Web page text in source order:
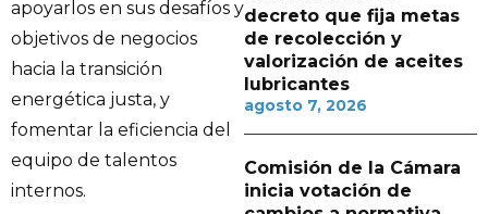
apoyarlos en sus desafíos y
objetivos de negocios
hacia la transición
energética justa, y
fomentar la eficiencia del
equipo de talentos
internos.
decreto que fija metas
de recolección y
valorización de aceites
lubricantes
agosto 7, 2026
Comisión de la Cámara
inicia votación de